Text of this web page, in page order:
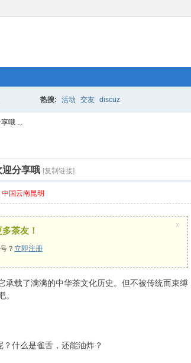
索
热搜: 活动 交友 discuz
哦 ...
迎分享哦 [复制链接]
中国云南昆明
茶友！
？立即注册
x
载了满满的中华茶文化历史。但不被传统而束
。
什么是雀舌，还能油炸？